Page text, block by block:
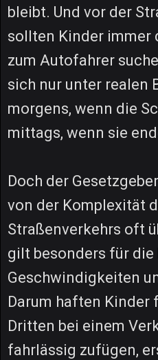
bleibt. Und vor der
sollten Kinder immer
zum Autofahrer
sich nur unter realen
morgens, wenn die
mittags, wenn sie
Doch der
von der Komplexität
Straßenverkehrs oft
gilt besonders für die
Geschwindigkeiten
Darum haften Kinder
Dritten bei einem
fahrlässig zufügen,